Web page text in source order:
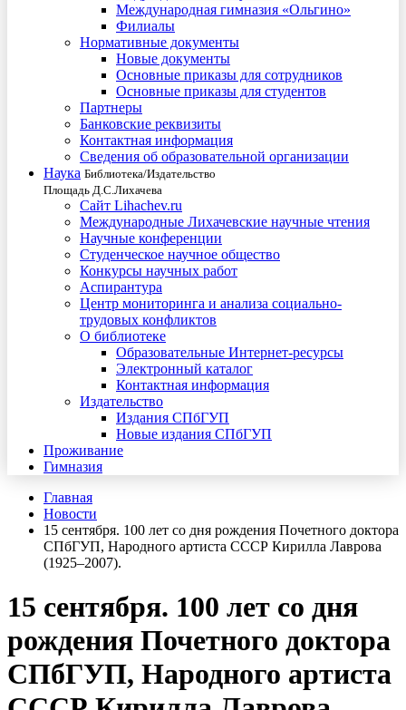
Международная гимназия «Ольгино»
Филиалы
Нормативные документы
Новые документы
Основные приказы для сотрудников
Основные приказы для студентов
Партнеры
Банковские реквизиты
Контактная информация
Сведения об образовательной организации
Наука Библиотека/Издательство
Площадь Д.С.Лихачева
Сайт Lihachev.ru
Международные Лихачевские научные чтения
Научные конференции
Студенческое научное общество
Конкурсы научных работ
Аспирантура
Центр мониторинга и анализа социально-
трудовых конфликтов
О библиотеке
Образовательные Интернет-ресурсы
Электронный каталог
Контактная информация
Издательство
Издания СПбГУП
Новые издания СПбГУП
Проживание
Гимназия
Главная
Новости
15 сентября. 100 лет со дня рождения Почетного доктора
СПбГУП, Народного артиста СССР Кирилла Лаврова
(1925–2007).
15 сентября. 100 лет со дня
рождения Почетного доктора
СПбГУП, Народного артиста